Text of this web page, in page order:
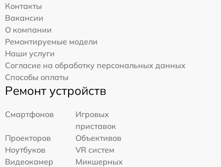
Контакты
Вакансии
О компании
Ремонтируемые модели
Наши услуги
Согласие на обработку персональных данных
Способы оплаты
Ремонт устройств
Смартфонов
Игровых
приставок
Проекторов
Объективов
Ноутбуков
VR систем
Видеокамер
Микшерных